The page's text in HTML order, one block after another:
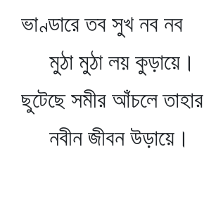
ভাণ্ডারে তব সুখ নব নব
মুঠা মুঠা লয় কুড়ায়ে।
ছুটেছে সমীর আঁচলে তাহার
নবীন জীবন উড়ায়ে।